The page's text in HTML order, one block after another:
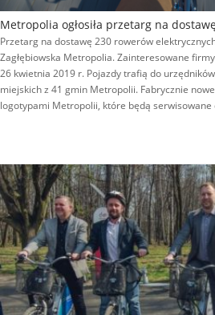
Metropolia ogłosiła przetarg na
Przetarg na dostawę 230 rowerów
Zagłębiowska Metropolia. Zainteresowane
26 kwietnia 2019 r. Pojazdy trafią do
miejskich z 41 gmin Metropolii. Fabrycznie
logotypami Metropolii, które będą serwisowane